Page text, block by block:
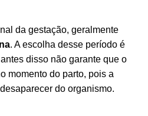
da gestação, geralmente
. A escolha desse período é
disso não garante que o
momento do parto, pois a
do organismo.